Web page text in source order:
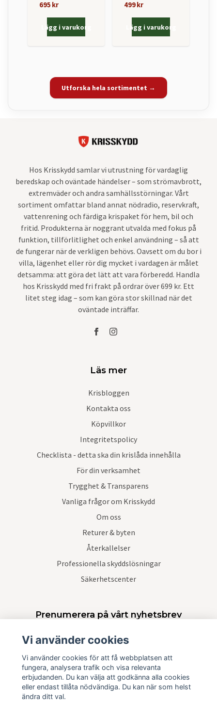
695 kr
Lägg i varukorg
499 kr
Lägg i varukorg
Utforska hela sortimentet →
Hos Krisskydd samlar vi utrustning för vardaglig
beredskap och oväntade händelser – som strömavbrott,
extremväder och andra samhällsstörningar. Vårt
sortiment omfattar bland annat nödradio, reservkraft,
vattenrening och färdiga krispaket för hem, bil och
fritid. Produkterna är noggrant utvalda med fokus på
funktion, tillförlitlighet och enkel användning – så att
de fungerar när de verkligen behövs. Oavsett om du bor i
villa, lägenhet eller rör dig mycket i vardagen är målet
detsamma: att göra det lätt att vara förberedd. Handla
hos Krisskydd med fri frakt på ordrar över 699 kr. Ett
litet steg idag – som kan göra stor skillnad när det
oväntade inträffar.
Läs mer
Krisbloggen
Kontakta oss
Köpvillkor
Integritetspolicy
Checklista - detta ska din krislåda innehålla
För din verksamhet
Trygghet & Transparens
Vanliga frågor om Krisskydd
Om oss
Returer & byten
Återkallelser
Professionella skyddslösningar
Säkerhetscenter
Prenumerera på vårt nyhetsbrev
Vi använder cookies
Vi använder cookies för att få webbplatsen att
fungera, analysera trafik och visa relevanta
erbjudanden. Du kan välja att godkänna alla cookies
eller endast tillåta nödvändiga. Du kan när som helst
ändra ditt val.